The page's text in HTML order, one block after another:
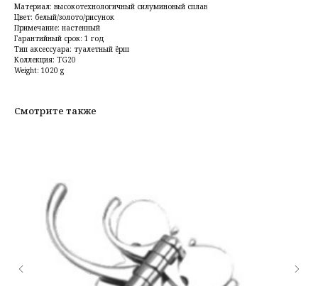
Материал: высокотехнологичный силуминовый сплав
Цвет: белый/золото/рисунок
Примечание: настенный
Гарантийный срок: 1 год
Тип аксессуара: туалетный ёрш
Коллекция: TG20
Weight: 1020 g
Смотрите также